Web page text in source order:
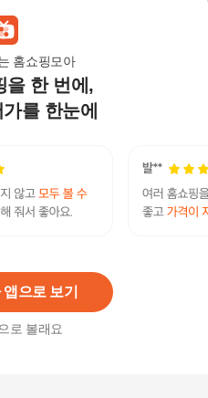
홈쇼핑모아
을 한 번에,
를 한눈에
으로 보기
로 볼래요
여름 쉬폰 배색 언발 롱 니트 베
쉬폰 가오리 시스루 여성 여름